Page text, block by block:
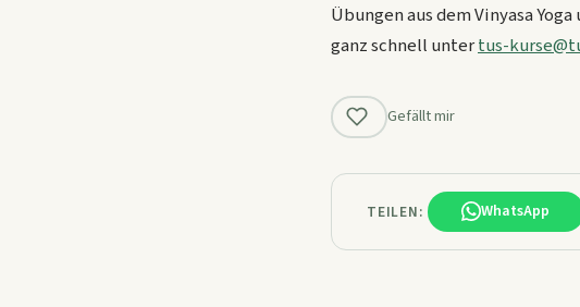
Übungen aus dem Vinyasa
ganz schnell untertus-
Gefällt mir
TEILEN: WhatsApp